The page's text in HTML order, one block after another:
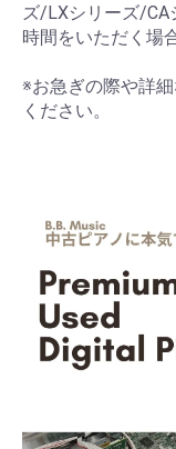
ズ/LXシリーズ/CA
時間をいただく場
※お急ぎの際や詳
ください。